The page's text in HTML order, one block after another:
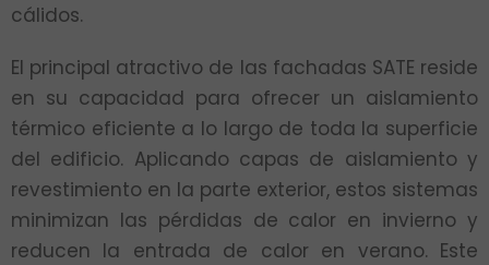
cálidos.
El principal atractivo de las fachadas SATE reside
en su capacidad para ofrecer un aislamiento
térmico eficiente a lo largo de toda la superficie
del edificio. Aplicando capas de aislamiento y
revestimiento en la parte exterior, estos sistemas
minimizan las pérdidas de calor en invierno y
reducen la entrada de calor en verano. Este